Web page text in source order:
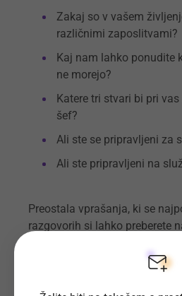
Zakaj so v vašem
različnimi zaposlitvami?
Kaj nam lahko ponudite
ne morejo?
Katere tri stvari bi pri
šef?
Ali ste se pripravljeni za
Ali ste pripravljeni na
Preostala vprašanja, ki se
razgovorih si lahko preberete
Ali se EUROPASS CV še